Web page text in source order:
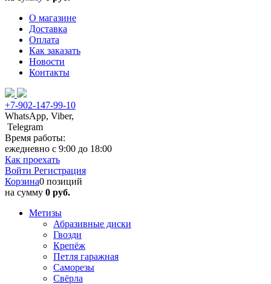
О магазине
Доставка
Оплата
Как заказать
Новости
Контакты
+7-902-147-99-10
WhatsApp, Viber,
Telegram
Время работы:
ежедневно с 9:00 до 18:00
Как проехать
Войти Регистрация
Корзина0 позиций
на сумму 0 руб.
Метизы
Абразивные диски
Гвозди
Крепёж
Петля гаражная
Саморезы
Свёрла